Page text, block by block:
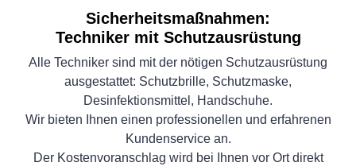
Sicherheitsmaßnahmen:
Techniker mit Schutzausrüstung
Alle Techniker sind mit der nötigen Schutzausrüstung
ausgestattet: Schutzbrille, Schutzmaske,
Desinfektionsmittel, Handschuhe.
Wir bieten Ihnen einen professionellen und erfahrenen
Kundenservice an.
Der Kostenvoranschlag wird bei Ihnen vor Ort direkt